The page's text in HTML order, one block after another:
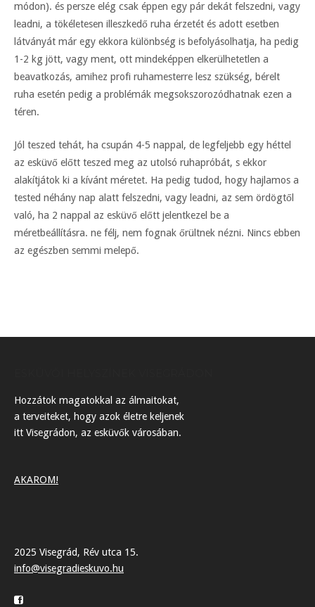
módon). és persze elég csak éppen egy pár dekát felszedni, vagy
leadni, a tökéletesen illeszkedő ruha érzetét és adott esetben
látványát már egy ekkora különbség is befolyásolhatja, ha pedig
1-2 kg jött, vagy ment, ott mindeképpen elkerülhetetlen a
beavatkozás, amihez profi ruhamesterre lesz szükség, bérelt
ruha esetén pedig a problémák megsokszorozódhatnak ezen a
téren.
Jól teszed tehát, ha csupán 4-5 nappal, de legfeljebb egy héttel
az esküvő előtt teszed meg az utolsó ruhapróbát, s ekkor
alakítjátok ki a kívánt méretet. Ha pedig tudod, hogy hajlamos a
tested néhány nap alatt felszedni, vagy leadni, az sem ördögtől
való, ha 2 nappal az esküvő előtt jelentkezel be a
méretbeállításra. ne félj, nem fognak őrültnek nézni. Nincs ebben
az egészben semmi melepő.
Hozzátok magatokkal az álmaitokat,
a terveiteket, hogy azok életre keljenek
itt Visegrádon, az esküvők városában.
AKAROM!
2025 Visegrád, Rév utca 15.
info@visegradieskuvo.hu